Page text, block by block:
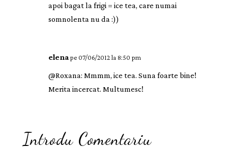
apoi bagat la frigi = ice tea, care numai
somnolenta nu da :))
elena pe 07/06/2012 la 8:50 pm
@Roxana: Mmmm, ice tea. Suna foarte bine!
Merita incercat. Multumesc!
Introdu Comentariu